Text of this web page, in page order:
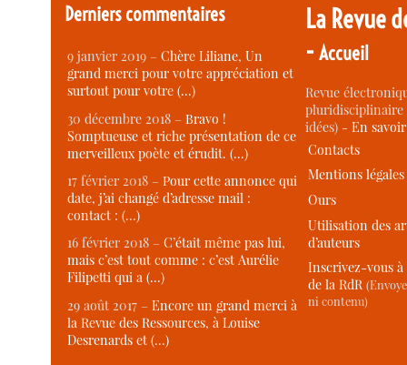
Derniers commentaires
9 janvier 2019 –Chère Liliane, Un
grand merci pour votre appréciation et
surtout pour votre (…)
30 décembre 2018 –Bravo !
Somptueuse et riche présentation de ce
merveilleux poète et érudit. (…)
17 février 2018 –Pour cette annonce qui
date, j’ai changé d’adresse mail :
contact : (…)
16 février 2018 –C’était même pas lui,
mais c’est tout comme : c’est Aurélie
Filipetti qui a (…)
29 août 2017 –Encore un grand merci à
la Revue des Ressources, à Louise
Desrenards et (…)
La Revue
-Accueil
Revue
idées) -En
Contacts
Mentions légales
Ours
Utilisation des
d’auteurs
Inscrivez-vous
de la RdR
ni contenu)